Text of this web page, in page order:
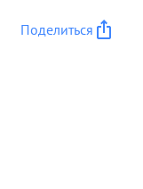
Поделиться